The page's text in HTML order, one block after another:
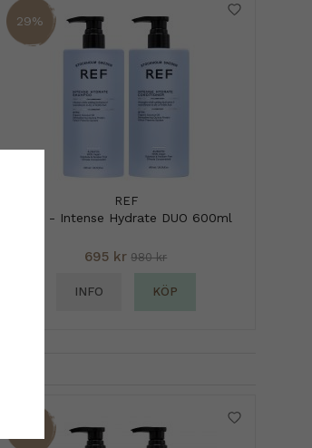
29%
REF
REF - Intense Hydrate DUO 600ml
695 kr 980 kr
INFO KÖP